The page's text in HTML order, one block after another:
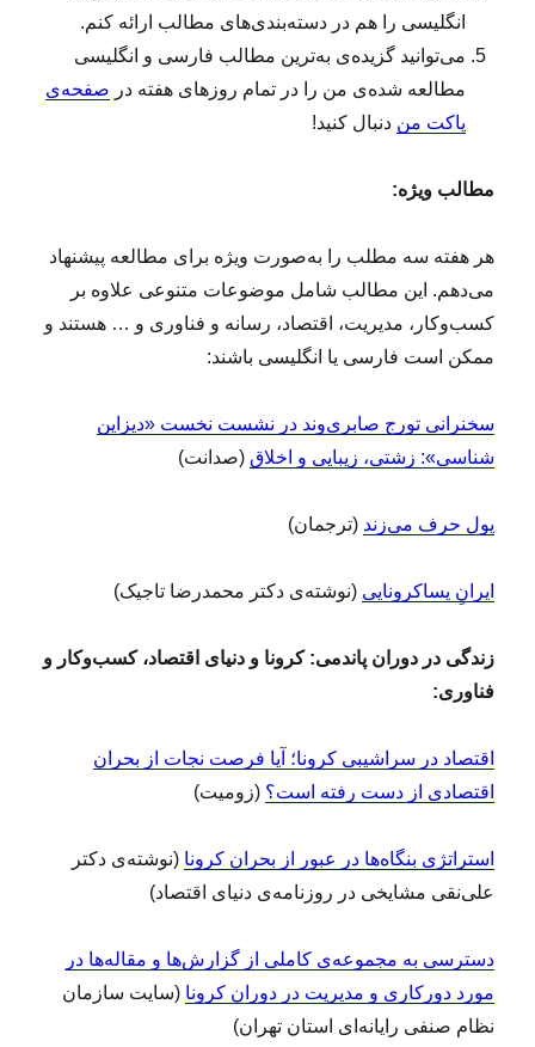
انگلیسی را هم در دسته‌بندی‌های مطالب ارائه کنم.
می‌توانید گزیده‌ی به‌ترین مطالب فارسی و انگلیسی
مطالعه‌ شده‌ی من را در تمام روزهای هفته در صفحه‌ی
پاکت من دنبال کنید!
مطالب ویژه:
هر هفته سه مطلب را به‌صورت ویژه برای مطالعه پیشنهاد
می‌دهم. این مطالب شامل موضوعات متنوعی علاوه بر
کسب‌وکار، مدیریت، اقتصاد، رسانه و فناوری و … هستند و
ممکن است فارسی یا انگلیسی باشند:
سخنرانی تورج صابری‌وند در نشست نخست «دیزاین
شناسی»: زشتی، زیبایی و اخلاق (صدانت)
پول حرف می‌زند (ترجمان)
ایرانِ پساکرونایی (نوشته‌ی دکتر محمدرضا تاجیک)
زندگی در دوران پاندمی: کرونا و دنیای اقتصاد، کسب‌وکار و
فناوری:
اقتصاد در سراشیبی کرونا؛ آیا فرصت نجات از بحران
اقتصادی از دست رفته است؟ (زومیت)
استراتژی بنگاه‌ها در عبور از بحران کرونا (نوشته‌ی دکتر
علی‌نقی مشایخی در روزنامه‌ی دنیای اقتصاد)
دسترسی به مجموعه‌ی کاملی از گزارش‌ها و مقاله‌ها در
مورد دورکاری و مدیریت در دوران کرونا (سایت سازمان
نظام صنفی رایانه‌ای استان تهران)